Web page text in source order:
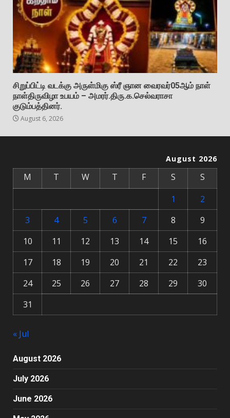
சிறுப்பிட்டி வடக்கு அருள்மிகு ஸ்ரீ ஞான வைரவர்05ஆம் நாள்
நாள்திருவிழா உபயம் – அமரர்.திரு.க.செல்வராசா
குடும்பத்தினர்.
August 6, 2026
August 2026
M T W T F S
S
1
2
3
4 5 6 7 8
9
10
11 12 13 14 15
16
17
18 19 20 21 22
23
24
25 26 27 28 29
30
31
« Jul
August 2026
July 2026
June 2026